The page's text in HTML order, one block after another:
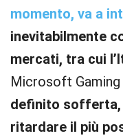
momento, va a
inevitabilmente
mercati, tra cui
Microsoft
definito sofferta,
ritardare il più